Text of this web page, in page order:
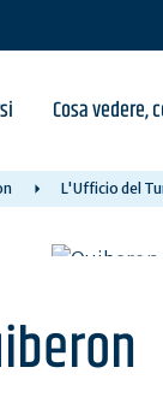
Cosa vedere,
L'Ufficio del